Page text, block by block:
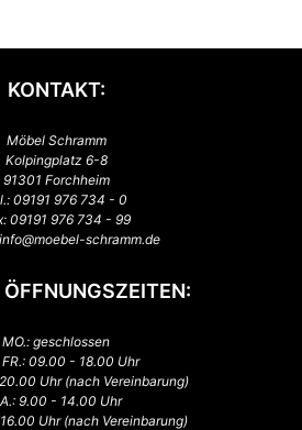
KONTAKT:
Möbel Schramm
Kolpingplatz 6-8
91301 Forchheim
09191 976 734 - 0
09191 976 734 - 99
info@moebel-schramm.de
ÖFFNUNGSZEITEN:
MO.: geschlossen
09.00 - 18.00 Uhr
Uhr (nach Vereinbarung)
9.00 - 14.00 Uhr
Uhr (nach Vereinbarung)